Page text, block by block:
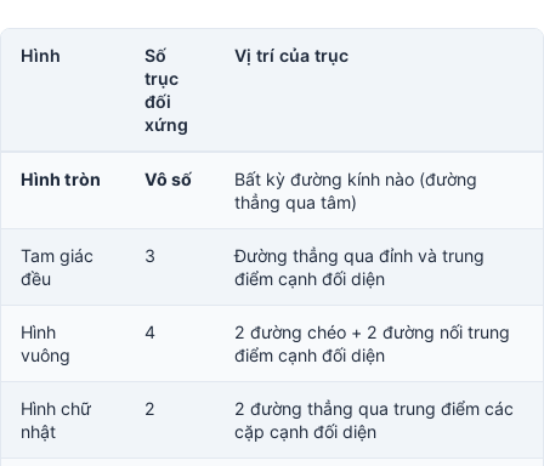
Hình
Số
trục
đối
xứng
Vị trí của trục
Hình tròn Vô số
Bất kỳ đường kính nào (đường
thẳng qua tâm)
Tam giác
đều
3
Đường thẳng qua đỉnh và trung
điểm cạnh đối diện
Hình
vuông
4
2 đường chéo + 2 đường nối trung
điểm cạnh đối diện
Hình chữ
nhật
2
2 đường thẳng qua trung điểm các
cặp cạnh đối diện